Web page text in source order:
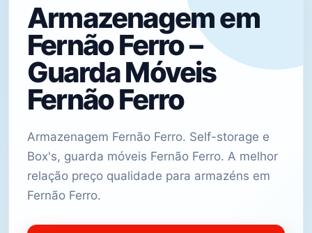
Armazenagem em
Fernão Ferro –
Guarda Móveis
Fernão Ferro
Armazenagem Fernão Ferro. Self-storage e
Box's, guarda móveis Fernão Ferro. A melhor
relação preço qualidade para armazéns em
Fernão Ferro.